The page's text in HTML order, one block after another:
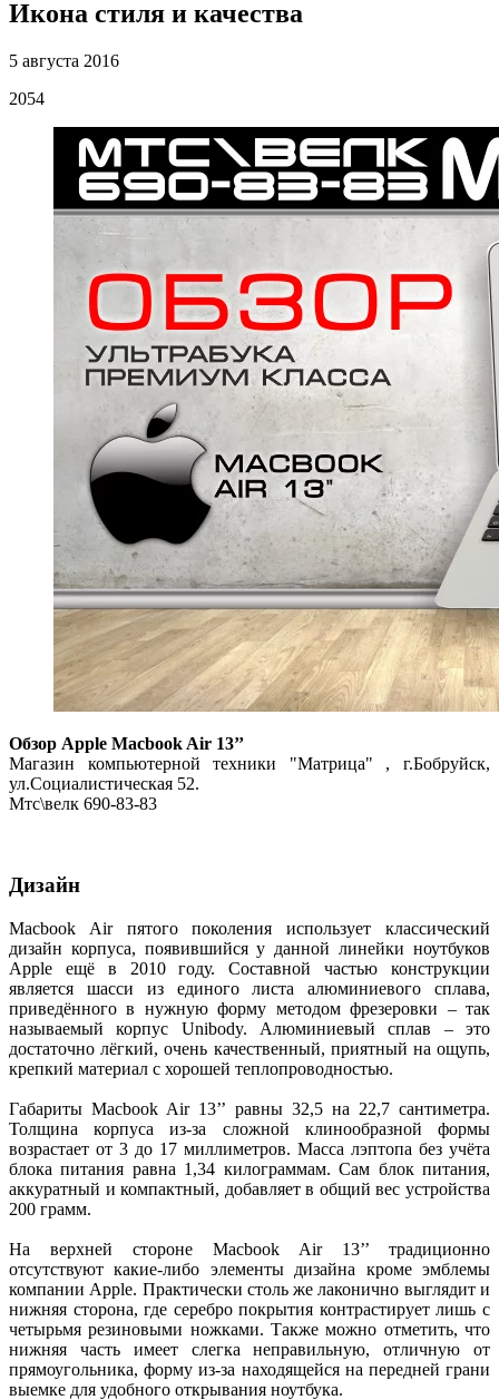
Икона стиля и качества
5 августа 2016
2054
Обзор Apple Macbook Air 13’’
Магазин компьютерной техники "Матрица" , г.Бобруйск,
ул.Социалистическая 52.
Мтс\велк 690-83-83 ­
Дизайн
Macbook Air пятого поколения использует классический
дизайн корпуса, появившийся у данной линейки ноутбуков
Apple ещё в 2010 году. Составной частью конструкции
является шасси из единого листа алюминиевого сплава,
приведённого в нужную форму методом фрезеровки – так
называемый корпус Unibody. Алюминиевый сплав – это
достаточно лёгкий, очень качественный, приятный на ощупь,
крепкий материал с хорошей теплопроводностью.
Габариты Macbook Air 13’’ равны 32,5 на 22,7 сантиметра.
Толщина корпуса из-за сложной клинообразной формы
возрастает от 3 до 17 миллиметров. Масса лэптопа без учёта
блока питания равна 1,34 килограммам. Сам блок питания,
аккуратный и компактный, добавляет в общий вес устройства
200 грамм.
На верхней стороне Macbook Air 13’’ традиционно
отсутствуют какие-либо элементы дизайна кроме эмблемы
компании Apple. Практически столь же лаконично выглядит и
нижняя сторона, где серебро покрытия контрастирует лишь с
четырьмя резиновыми ножками. Также можно отметить, что
нижняя часть имеет слегка неправильную, отличную от
прямоугольника, форму из-за находящейся на передней грани
выемке для удобного открывания ноутбука.